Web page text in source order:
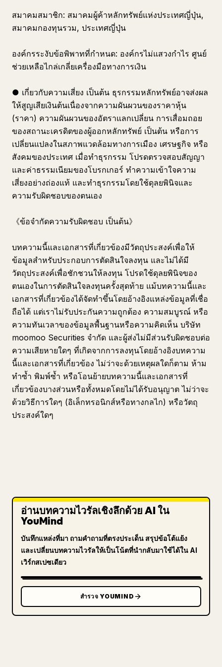
สมาคมสมาชิก: สมาคมผู้ค้าหลักทรัพย์แห่งประเทศญี่ปุ่น,
สมาคมกองทุนรวม, ประเทศญี่ปุ่น
องค์กรระงับข้อพิพาทที่กำหนด: องค์กรไม่แสวงกำไร ศูนย์
ช่วยเหลือไกล่เกลี่ยเครื่องมือทางการเงิน
● เกี่ยวกับความเสี่ยง เป็นต้น ธุรกรรมหลักทรัพย์อาจส่งผล
ให้สูญเสียเงินต้นเนื่องจากความผันผวนของราคาหุ้น
(ราคา) ความผันผวนของอัตราแลกเปลี่ยน การเสื่อมถอย
ของสถานะเครดิตของผู้ออกหลักทรัพย์ เป็นต้น หรือการ
เปลี่ยนแปลงในสภาพแวดล้อมทางการเมือง เศรษฐกิจ หรือ
สังคมของประเทศ เมื่อทำธุรกรรม โปรดตรวจสอบสัญญา
และค่าธรรมเนียมของโบรกเกอร์ ทำความเข้าใจความ
เสี่ยงอย่างถ่องแท้ และทำธุรกรรมโดยใช้ดุลยพินิจและ
ความรับผิดชอบของตนเอง
《ข้อจำกัดความรับผิดชอบ เป็นต้น》
บทความนี้และเอกสารที่เกี่ยวข้องมีวัตถุประสงค์เพื่อให้
ข้อมูลสำหรับประกอบการตัดสินใจลงทุน และไม่ได้มี
วัตถุประสงค์เพื่อชักชวนให้ลงทุน โปรดใช้ดุลยพินิจของ
ตนเองในการตัดสินใจลงทุนครั้งสุดท้าย แม้บทความนี้และ
เอกสารที่เกี่ยวข้องได้จัดทำขึ้นโดยอ้างอิงแหล่งข้อมูลที่เชื่อ
ถือได้ แต่เราไม่รับประกันความถูกต้อง ความสมบูรณ์ หรือ
ความทันเวลาของข้อมูลพื้นฐานหรือความคิดเห็น บริษัท
moomoo Securities จำกัด และผู้ส่งไม่มีส่วนรับผิดชอบต่อ
ความเสียหายใดๆ ที่เกิดจากการลงทุนโดยอ้างอิงบทความ
นี้และเอกสารที่เกี่ยวข้อง ไม่ว่าจะด้วยเหตุผลใดก็ตาม ห้าม
ทำซ้ำ พิมพ์ซ้ำ หรือโอนย้ายบทความนี้และเอกสารที่
เกี่ยวข้องบางส่วนหรือทั้งหมดโดยไม่ได้รับอนุญาต ไม่ว่าจะ
ด้วยวิธีการใดๆ (อิเล็กทรอนิกส์หรือทางกลไก) หรือวัตถุ
ประสงค์ใดๆ
อ่านบทความไวรัลเชิงลึกด้วย AI ใน
YouMind
บันทึกแหล่งที่มา ถามคำถามที่ตรงประเด็น สรุปข้อโต้แย้ง
และเปลี่ยนบทความไวรัลให้เป็นโน้ตที่นำกลับมาใช้ได้ใน AI
เวิร์กสเปซเดียว
สำรวจ YOUMIND